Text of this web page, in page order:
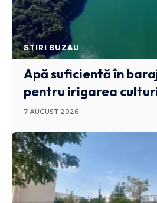
STIRI BUZAU
Apă suficientă în
pentru irigarea
7 AUGUST 2026